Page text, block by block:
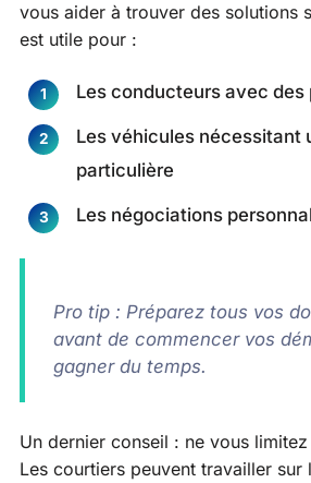
vous aider à trouver des solutions
est utile pour :
Les conducteurs avec
Les véhicules nécessitant
particulière
Les négociations
Pro tip : Préparez tous vos
avant de commencer vos
gagner du temps.
Un dernier conseil : ne vous
Les courtiers peuvent travailler sur